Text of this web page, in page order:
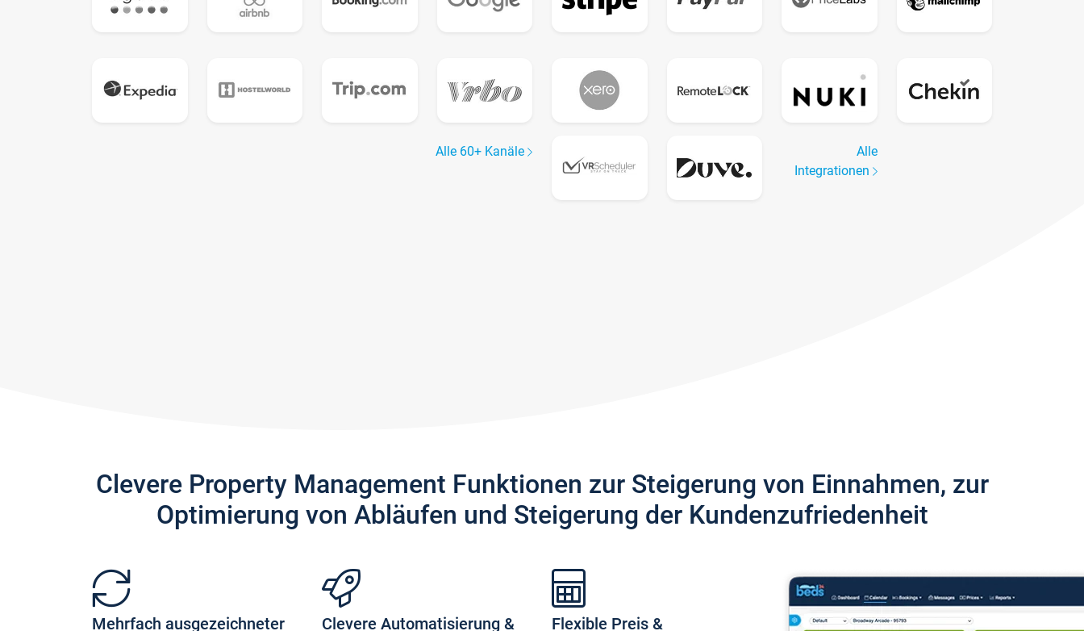
Alle 60+ Kanäle
Alle
Integrationen
Clevere Property Management Funktionen zur Steigerung von Einnahmen, zur
Optimierung von Abläufen und Steigerung der Kundenzufriedenheit
Mehrfach ausgezeichneter
Clevere Automatisierung &
Flexible Preis &